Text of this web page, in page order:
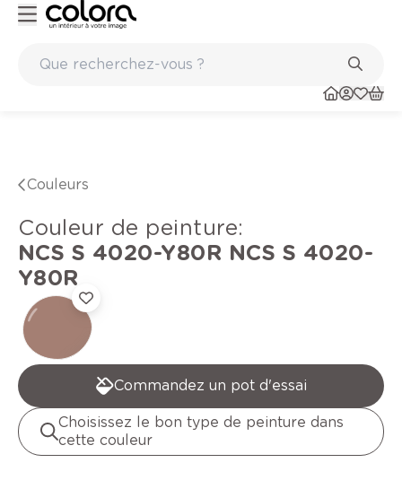
Couleurs
Couleur de peinture:
NCS S 4020-Y80R NCS S 4020-
Y80R
Commandez un pot d'essai
Choisissez le bon type de peinture dans
cette couleur